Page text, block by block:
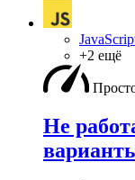
+2 ещё
Не